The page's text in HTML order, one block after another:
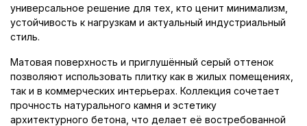
универсальное решение для тех, кто ценит минимализм,
устойчивость к нагрузкам и актуальный индустриальный
стиль.
Матовая поверхность и приглушённый серый оттенок
позволяют использовать плитку как в жилых помещениях,
так и в коммерческих интерьерах. Коллекция сочетает
прочность натурального камня и эстетику
архитектурного бетона, что делает её востребованной